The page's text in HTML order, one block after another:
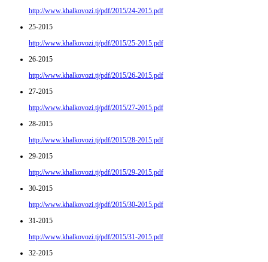
http://www.khalkovozi.tj/pdf/2015/24-2015.pdf
25-2015
http://www.khalkovozi.tj/pdf/2015/25-2015.pdf
26-2015
http://www.khalkovozi.tj/pdf/2015/26-2015.pdf
27-2015
http://www.khalkovozi.tj/pdf/2015/27-2015.pdf
28-2015
http://www.khalkovozi.tj/pdf/2015/28-2015.pdf
29-2015
http://www.khalkovozi.tj/pdf/2015/29-2015.pdf
30-2015
http://www.khalkovozi.tj/pdf/2015/30-2015.pdf
31-2015
http://www.khalkovozi.tj/pdf/2015/31-2015.pdf
32-2015